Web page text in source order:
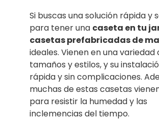
Si buscas una solución rápida y
para tener una caseta en tu
casetas prefabricadas de
ideales. Vienen en una variedad
tamaños y estilos, y su
rápida y sin complicaciones.
muchas de estas casetas
para resistir la humedad y las
inclemencias del tiempo.